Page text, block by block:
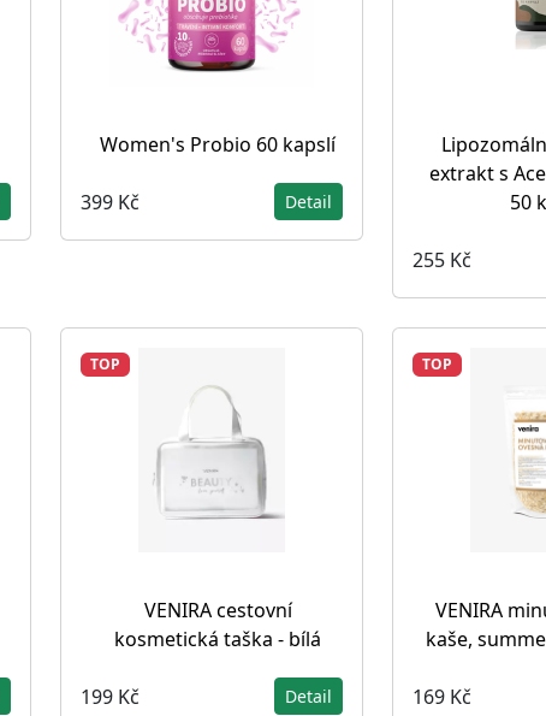
Women's Probio 60 kapslí
399 Kč Detail
extrakt s
50
255 Kč
TOP
VENIRA cestovní
kosmetická taška - bílá
199 Kč Detail
TOP
VENIRA
kaše,
169 Kč